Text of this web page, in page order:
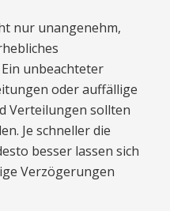
nur unangenehm,
unbeachteter
oder auffällige
Verteilungen sollten
Je schneller die
besser lassen sich
Verzögerungen